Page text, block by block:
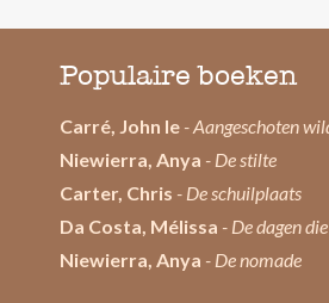
Populaire boeken
Carré, John le - Aangeschoten
Niewierra, Anya - De stilte
Carter, Chris - De schuilplaats
Da Costa, Mélissa - De dagen
Niewierra, Anya - De nomade